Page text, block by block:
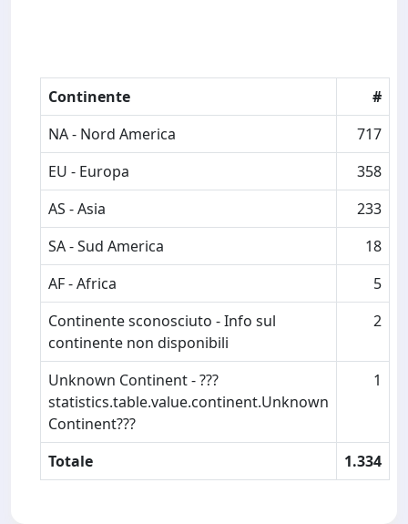
Continente
#
NA - Nord America
717
EU - Europa
358
AS - Asia
233
SA - Sud America
18
AF - Africa
5
Continente sconosciuto - Info sul
continente non disponibili
2
Unknown Continent - ???
statistics.table.value.continent.Unknown
Continent???
1
Totale 1.334